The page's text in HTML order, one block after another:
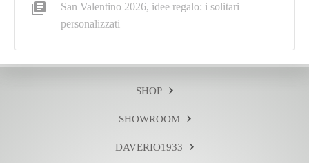
San Valentino 2026, idee regalo: i solitari
personalizzati
SHOP
SHOWROOM
DAVERIO1933